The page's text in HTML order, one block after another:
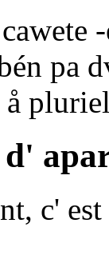
pa
c' est